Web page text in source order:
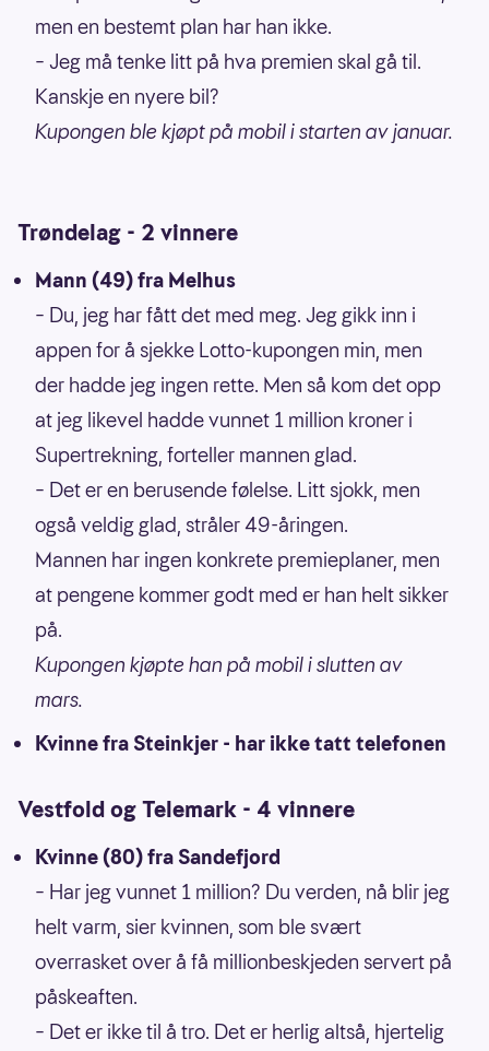
men en bestemt plan har han ikke.
– Jeg må tenke litt på hva premien skal gå til.
Kanskje en nyere bil?
Kupongen ble kjøpt på mobil i starten av januar.
Trøndelag - 2 vinnere
Mann (49) fra Melhus
– Du, jeg har fått det med meg. Jeg gikk inn i
appen for å sjekke Lotto-kupongen min, men
der hadde jeg ingen rette. Men så kom det opp
at jeg likevel hadde vunnet 1 million kroner i
Supertrekning, forteller mannen glad.
– Det er en berusende følelse. Litt sjokk, men
også veldig glad, stråler 49-åringen.
Mannen har ingen konkrete premieplaner, men
at pengene kommer godt med er han helt sikker
på.
Kupongen kjøpte han på mobil i slutten av
mars.
Kvinne fra Steinkjer - har ikke tatt telefonen
Vestfold og Telemark - 4 vinnere
Kvinne (80) fra Sandefjord
– Har jeg vunnet 1 million? Du verden, nå blir jeg
helt varm, sier kvinnen, som ble svært
overrasket over å få millionbeskjeden servert på
påskeaften.
– Det er ikke til å tro. Det er herlig altså, hjertelig